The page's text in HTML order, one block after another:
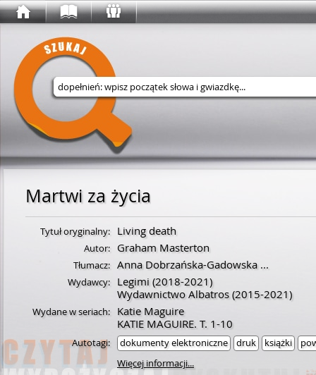
Wyszukaj w serwisie
Martwi za życia
Tytuł oryginalny: Living death
Autor: Graham Masterton
Tłumacz: Anna Dobrzańska-Gadowska...
Wydawcy: Legimi (2018-2021)
Wydawnictwo Albatros(2015-2021)
Wydane w seriach:
Katie Maguire
KATIE MAGUIRE. T. 1-10
Autotagi: dokumenty elektroniczne druk książki
Więcej informacji...